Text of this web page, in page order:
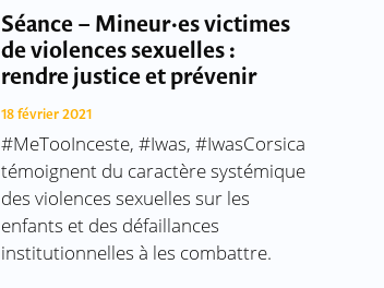
Séance – Mineur·es victimes
de violences sexuelles :
rendre justice et prévenir
18 février 2021
#MeTooInceste, #Iwas, #IwasCorsica
témoignent du caractère systémique
des violences sexuelles sur les
enfants et des défaillances
institutionnelles à les combattre.